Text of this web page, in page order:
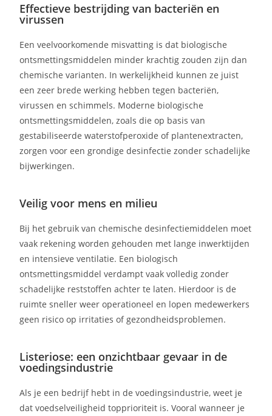
Effectieve bestrijding van bacteriën en
virussen
Een veelvoorkomende misvatting is dat biologische
ontsmettingsmiddelen minder krachtig zouden zijn dan
chemische varianten. In werkelijkheid kunnen ze juist
een zeer brede werking hebben tegen bacteriën,
virussen en schimmels. Moderne biologische
ontsmettingsmiddelen, zoals die op basis van
gestabiliseerde waterstofperoxide of plantenextracten,
zorgen voor een grondige desinfectie zonder schadelijke
bijwerkingen.
Veilig voor mens en milieu
Bij het gebruik van chemische desinfectiemiddelen moet
vaak rekening worden gehouden met lange inwerktijden
en intensieve ventilatie. Een biologisch
ontsmettingsmiddel verdampt vaak volledig zonder
schadelijke reststoffen achter te laten. Hierdoor is de
ruimte sneller weer operationeel en lopen medewerkers
geen risico op irritaties of gezondheidsproblemen.
Listeriose: een onzichtbaar gevaar in de
voedingsindustrie
Als je een bedrijf hebt in de voedingsindustrie, weet je
dat voedselveiligheid topprioriteit is. Vooral wanneer je